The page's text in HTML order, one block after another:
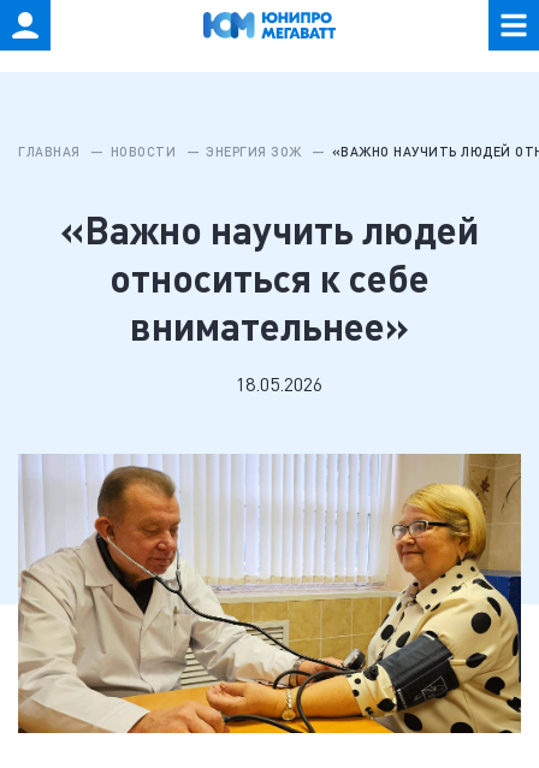
ГЛАВНАЯ НОВОСТИ ЭНЕРГИЯ ЗОЖ «ВАЖНО НАУЧИТЬ ЛЮДЕЙ
«Важно научить людей
относиться к себе
внимательнее»
18.05.2026